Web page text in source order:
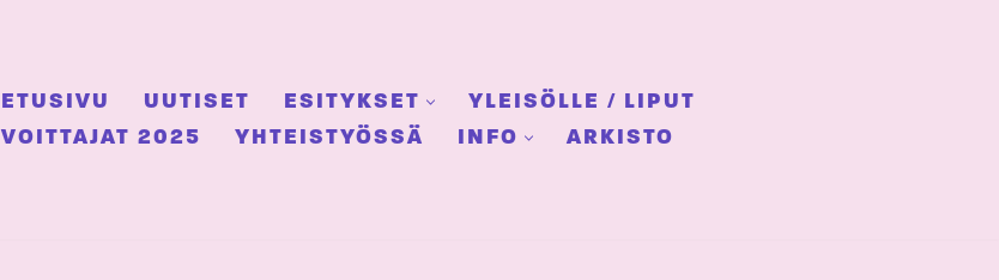
ETUSIVU UUTISET ESITYKSET
YLEISÖLLE / LIPUT
VOITTAJAT 2025
YHTEISTYÖSSÄ INFO ARKISTO